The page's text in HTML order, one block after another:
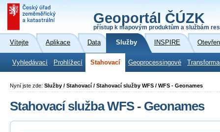
Geoportál ČÚZK
přístup k mapovým produktům a službám
Vítejte Aplikace Data Služby INSPIRE
Vyhledávací Prohlížecí Stahovací Geoprocessingové
Nyní jste zde: Služby / Stahovací / Stahovací služby WFS / WFS - Geonames
Stahovací služba WFS - Geonames